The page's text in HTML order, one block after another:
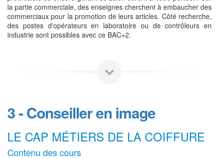
la partie commerciale, des enseignes cherchent à embaucher des
commerciaux pour la promotion de leurs articles. Côté recherche,
des postes d'opérateurs en laboratoire ou de contrôleurs en
industrie sont possibles avec ce BAC+2.
3 - Conseiller en image
LE CAP MÉTIERS DE LA COIFFURE
Contenu des cours